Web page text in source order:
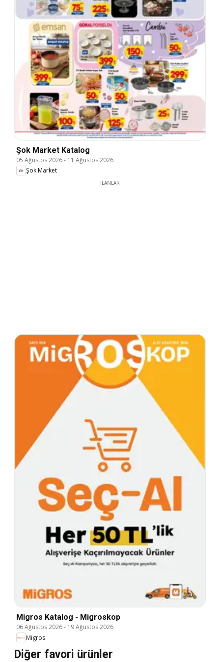
Şok Market Katalog
05 Ağustos 2026- 11 Ağustos 2026
Şok Market
İLANLAR
Migros Katalog - Migroskop
06 Ağustos 2026- 19 Ağustos 2026
Migros
Diğer favori ürünler